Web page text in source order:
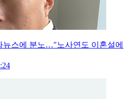
뉴스에 분노…"노사연도 이혼설에